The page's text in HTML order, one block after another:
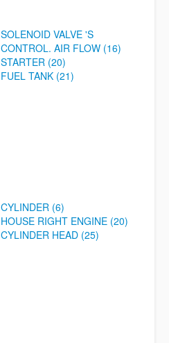
SOLENOID VALVE 'S
CONTROL. AIR FLOW (16)
STARTER (20)
FUEL TANK (21)
CYLINDER (6)
HOUSE RIGHT ENGINE (20)
CYLINDER HEAD (25)